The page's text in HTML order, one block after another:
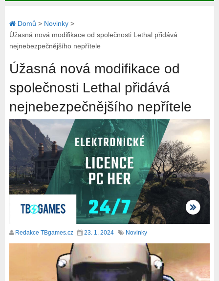
Domů > Novinky>
Úžasná nová modifikace od společnosti Lethal přidává
nejnebezpečnějšího nepřítele
Úžasná nová modifikace od
společnosti Lethal přidává
nejnebezpečnějšího nepřítele
Redakce TBgames.cz 23. 1. 2024 Novinky